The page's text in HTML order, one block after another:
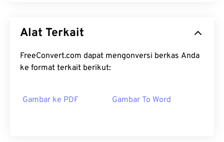
Alat Terkait
FreeConvert.com dapat mengonversi berkas Anda
ke format terkait berikut:
Gambar ke PDF Gambar To Word